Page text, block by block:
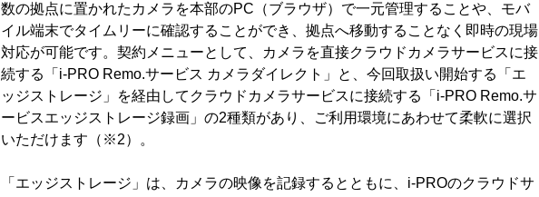
数の拠点に置かれたカメラを本部のPC（ブラウザ）で一元管理することや、モバ
イル端末でタイムリーに確認することができ、拠点へ移動することなく即時の現場
対応が可能です。契約メニューとして、カメラを直接クラウドカメラサービスに接
続する「i-PRO Remo.サービス カメラダイレクト」と、今回取扱い開始する「エ
ッジストレージ」を経由してクラウドカメラサービスに接続する「i-PRO Remo.サ
ービスエッジストレージ録画」の2種類があり、ご利用環境にあわせて柔軟に選択
いただけます（※2）。
「エッジストレージ」は、カメラの映像を記録するとともに、i-PROのクラウドサ